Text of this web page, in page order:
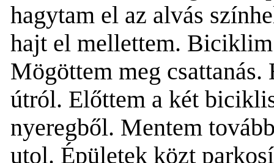
hagytam el az alvás
hajt el mellettem.
Mögöttem meg
útról. Előttem a két
nyeregből. Mentem
utol. Épületek közt